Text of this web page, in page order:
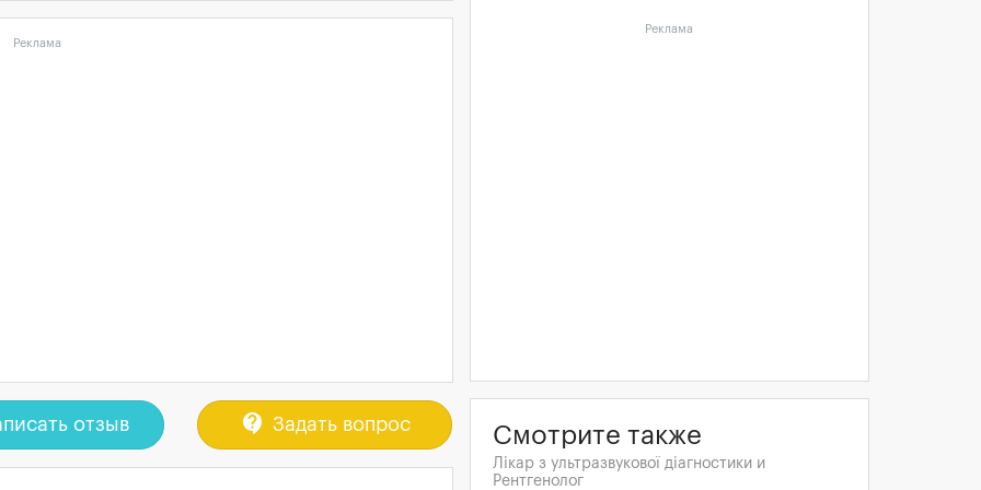
Реклама
отзыв contact_support Задать вопрос
Реклама
Смотрите также
Лікар з ультразвукової діагностики и
Рентгенолог